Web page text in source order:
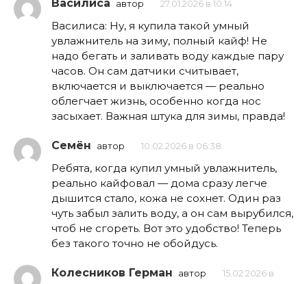
Василиса автор 27.01.2026 в 10:14
Василиса: Ну, я купила такой умный
увлажнитель на зиму, полный кайф! Не
надо бегать и заливать воду каждые пару
часов. Он сам датчики считывает,
включается и выключается — реально
облегчает жизнь, особенно когда нос
засыхает. Важная штука для зимы, правда!
Семён автор 10.02.2026 в 06:38
Ребята, когда купил умный увлажнитель,
реально кайфовал — дома сразу легче
дышится стало, кожа не сохнет. Один раз
чуть забыл залить воду, а он сам вырубился,
чтоб не сгореть. Вот это удобство! Теперь
без такого точно не обойдусь.
Колесников Герман автор
15.02.2026 в